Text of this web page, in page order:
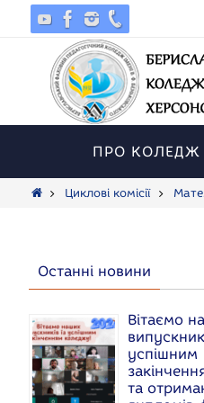
ПРО КОЛЕДЖ
HomeЦиклові комісії
Останні новини
Вітаємо
успішним
та